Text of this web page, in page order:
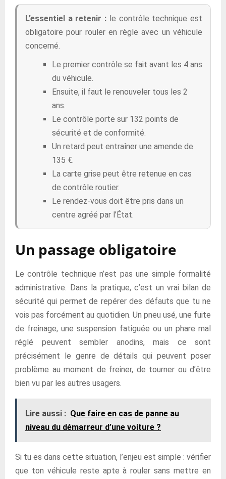
L’essentiel a retenir : le contrôle technique est
obligatoire pour rouler en règle avec un véhicule
concerné.
Le premier contrôle se fait avant les 4 ans
du véhicule.
Ensuite, il faut le renouveler tous les 2
ans.
Le contrôle porte sur 132 points de
sécurité et de conformité.
Un retard peut entraîner une amende de
135 €.
La carte grise peut être retenue en cas
de contrôle routier.
Le rendez-vous doit être pris dans un
centre agréé par l’État.
Un passage obligatoire
Le contrôle technique n’est pas une simple formalité
administrative. Dans la pratique, c’est un vrai bilan de
sécurité qui permet de repérer des défauts que tu ne
vois pas forcément au quotidien. Un pneu usé, une fuite
de freinage, une suspension fatiguée ou un phare mal
réglé peuvent sembler anodins, mais ce sont
précisément le genre de détails qui peuvent poser
problème au moment de freiner, de tourner ou d’être
bien vu par les autres usagers.
Lire aussi : Que faire en cas de panne au
niveau du démarreur d’une voiture ?
Si tu es dans cette situation, l’enjeu est simple : vérifier
que ton véhicule reste apte à rouler sans mettre en